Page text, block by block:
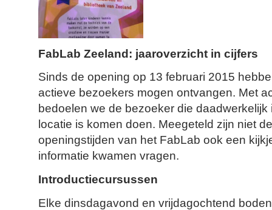
FabLab Zeeland: jaaroverzicht in cijfers
Sinds de opening op 13 februari 2015
actieve bezoekers mogen ontvangen. Met
bedoelen we de bezoeker die
locatie is komen doen. Meegeteld zijn niet
openingstijden van het FabLab ook een
informatie kwamen vragen.
Introductiecursussen
Elke dinsdagavond en vrijdagochtend